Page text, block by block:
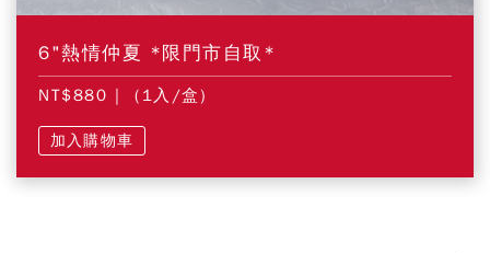
6"熱情仲夏 *限門市自取*
NT$880 | (1入/盒)
加入購物車